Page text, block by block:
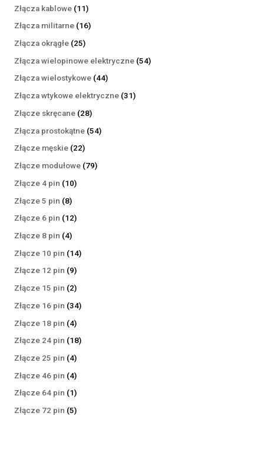
Złącza kablowe 1111
produktów
Złącza militarne 1616
Złącza okrągłe 2525
produktów
Złącza wielopinowe elektryczne 5454
Złącza wielostykowe 4444
produkty
Złącza wtykowe elektryczne 3131
Złącze skręcane 2828
produktów
Złącza prostokątne 5454
Złącze męskie 2222
produkty
Złącze modułowe 7979
Złącze 4 pin 1010
Złącze 5 pin 88
produktów
Złącze 6 pin 1212
Złącze 8 pin 44
produkty
Złącze 10 pin 1414
Złącze 12 pin 99
produktów
Złącze 15 pin 22
produkty
Złącze 16 pin 3434
Złącze 18 pin 44
produkty
Złącze 24 pin 1818
Złącze 25 pin 44
produkty
Złącze 46 pin 44
produkty
Złącze 64 pin 11
produkt
Złącze 72 pin 55